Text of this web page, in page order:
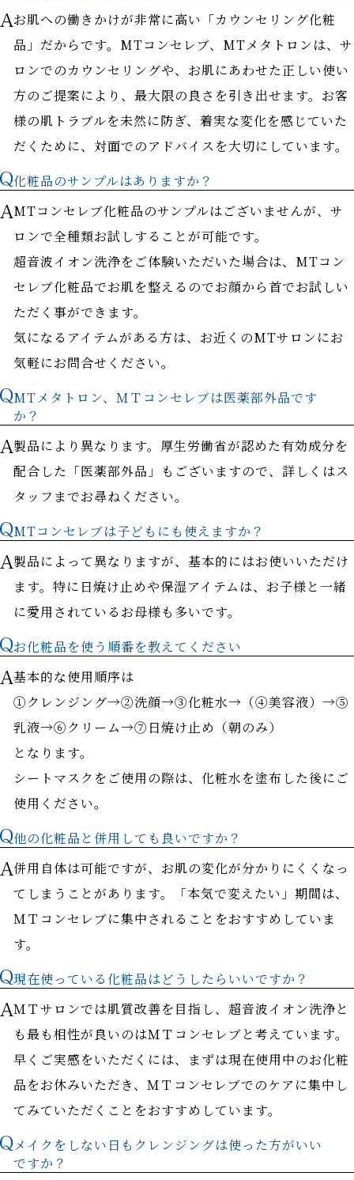
お肌への働きかけが非常に高い「カウンセリング化粧
品」だからです。MTコンセレブ、MTメタトロンは、サ
ロンでのカウンセリングや、お肌にあわせた正しい使い
方のご提案により、最大限の良さを引き出せます。お客
様の肌トラブルを未然に防ぎ、着実な変化を感じていた
だくために、対面でのアドバイスを大切にしています。
化粧品のサンプルはありますか？
MTコンセレブ化粧品のサンプルはございませんが、サ
ロンで全種類お試しすることが可能です。
超音波イオン洗浄をご体験いただいた場合は、MTコン
セレブ化粧品でお肌を整えるのでお顔から首でお試しい
ただく事ができます。
気になるアイテムがある方は、お近くのMTサロンにお
気軽にお問合せください。
MTメタトロン、ＭＴコンセレブは医薬部外品です
か？
製品により異なります。厚生労働省が認めた有効成分を
配合した「医薬部外品」もございますので、詳しくはス
タッフまでお尋ねください。
MTコンセレブは子どもにも使えますか？
製品によって異なりますが、基本的にはお使いいただけ
ます。特に日焼け止めや保湿アイテムは、お子様と一緒
に愛用されているお母様も多いです。
お化粧品を使う順番を教えてください
基本的な使用順序は
①クレンジング→②洗顔→③化粧水→（④美容液）→⑤
乳液→⑥クリーム→⑦日焼け止め（朝のみ）
となります。
シートマスクをご使用の際は、化粧水を塗布した後にご
使用ください。
他の化粧品と併用しても良いですか？
併用自体は可能ですが、お肌の変化が分かりにくくなっ
てしまうことがあります。「本気で変えたい」期間は、
ＭＴコンセレブに集中されることをおすすめしていま
す。
現在使っている化粧品はどうしたらいいですか？
ＭＴサロンでは肌質改善を目指し、超音波イオン洗浄と
も最も相性が良いのはＭＴコンセレブと考えています。
早くご実感をいただくには、まずは現在使用中のお化粧
品をお休みいただき、ＭＴコンセレブでのケアに集中し
てみていただくことをおすすめしています。
メイクをしない日もクレンジングは使った方がいい
ですか？